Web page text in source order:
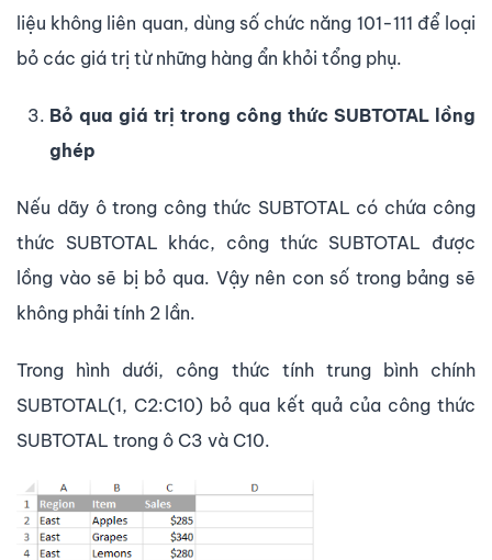
liệu không liên quan, dùng số chức năng 101-111 để loại
bỏ các giá trị từ những hàng ẩn khỏi tổng phụ.
Bỏ qua giá trị trong công thức SUBTOTAL lồng
ghép
Nếu dãy ô trong công thức SUBTOTAL có chứa công
thức SUBTOTAL khác, công thức SUBTOTAL được
lồng vào sẽ bị bỏ qua. Vậy nên con số trong bảng sẽ
không phải tính 2 lần.
Trong hình dưới, công thức tính trung bình chính
SUBTOTAL(1, C2:C10) bỏ qua kết quả của công thức
SUBTOTAL trong ô C3 và C10.